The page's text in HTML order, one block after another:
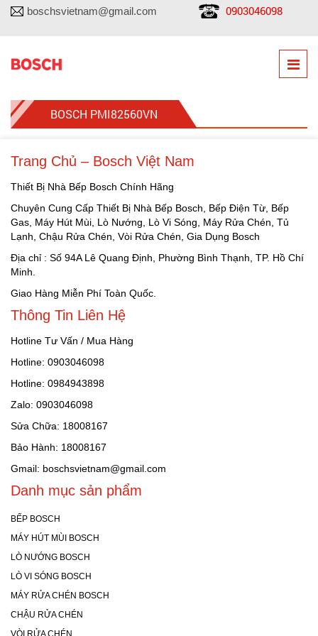
boschsvietnam@gmail.com 0903046098
BOSCH PMI82560VN
Trang Chủ – Bosch Việt Nam
Thiết Bị Nhà Bếp Bosch Chính Hãng
Chuyên Cung Cấp Thiết Bị Nhà Bếp Bosch, Bếp Điện Từ, Bếp
Gas, Máy Hút Mùi, Lò Nướng, Lò Vi Sóng, Máy Rửa Chén, Tủ
Lạnh, Chậu Rửa Chén, Vòi Rửa Chén, Gia Dụng Bosch
Địa chỉ : Số 94A Lê Quang Định, Phường Bình Thạnh, TP. Hồ Chí
Minh.
Giao Hàng Miễn Phí Toàn Quốc.
Thông Tin Liên Hệ
Hotline Tư Vấn / Mua Hàng
Hotline: 0903046098
Hotline: 0984943898
Zalo: 0903046098
Sửa Chữa: 18008167
Bảo Hành: 18008167
Gmail: boschsvietnam@gmail.com
Danh mục sản phẩm
BẾP BOSCH
MÁY HÚT MÙI BOSCH
LÒ NƯỚNG BOSCH
LÒ VI SÓNG BOSCH
MÁY RỬA CHÉN BOSCH
CHẬU RỬA CHÉN
VÒI RỬA CHÉN